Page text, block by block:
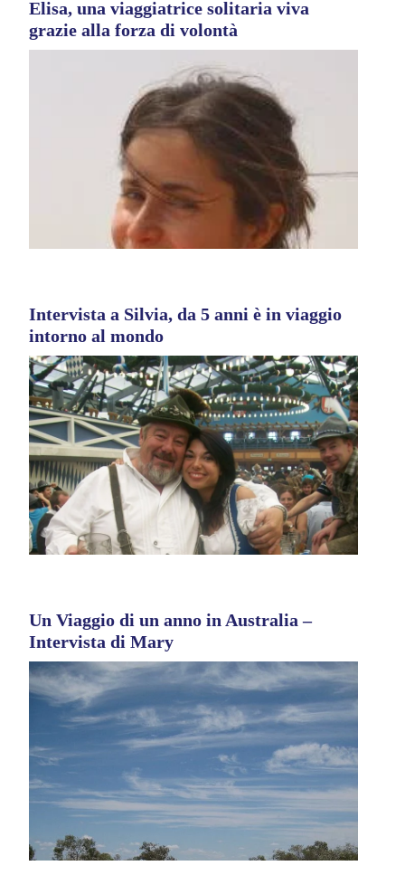
Elisa, una viaggiatrice solitaria viva
grazie alla forza di volontà
Intervista a Silvia, da 5 anni è in viaggio
intorno al mondo
Un Viaggio di un anno in Australia –
Intervista di Mary